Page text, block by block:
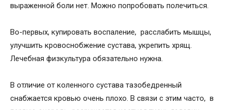
выраженной боли нет. Можно попробовать полечиться.
Во-первых, купировать воспаление, расслабить мышцы,
улучшить кровоснобжение сустава, укрепить хрящ.
Лечебная физкультура обязательно нужна.
В отличие от коленного сустава тазобедренный
снабжается кровью очень плохо. В связи с этим часто, в